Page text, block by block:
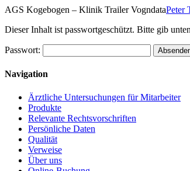
Skip
content
AGS Kogebogen – Klinik Trailer VogndataPeter
Dieser Inhalt ist passwortgeschützt. Bitte gib
Passwort:
Navigation
Ärztliche Untersuchungen für Mitarbeiter
Produkte
Relevante Rechtsvorschriften
Persönliche Daten
Qualität
Verweise
Über uns